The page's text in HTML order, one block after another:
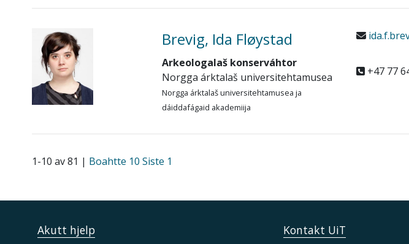
Brevig, Ida Fløystad
Arkeologalaš konserváhtor
Norgga árktalaš universitehtamusea
Norgga árktalaš universitehtamusea ja
dáiddafágaid akademiija
+47 77
1-10 av 81 | Boahtte 10 Siste 1
Akutt hjelp Kontakt UiT